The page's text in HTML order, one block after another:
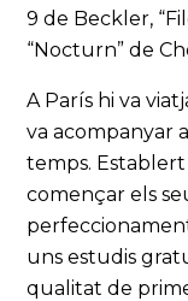
9 de Beckler,
“Nocturn” de
A París hi va
va acompanyar
temps. Establert
començar els
uns estudis
qualitat de